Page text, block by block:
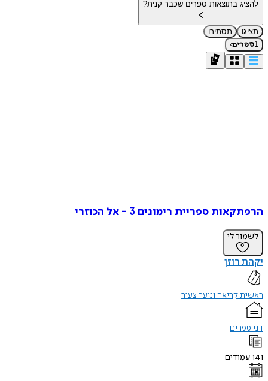
להציג בתוצאות ספרים שכבר קנית?
תציגו
תסתירו
1ספרים›
הרפתקאות ספריית רימונים 3 - אל הכוזרי
לשמור לי
יקהת רוזן
ראשית קריאה ונוער צעיר
דני ספרים
141עמודים